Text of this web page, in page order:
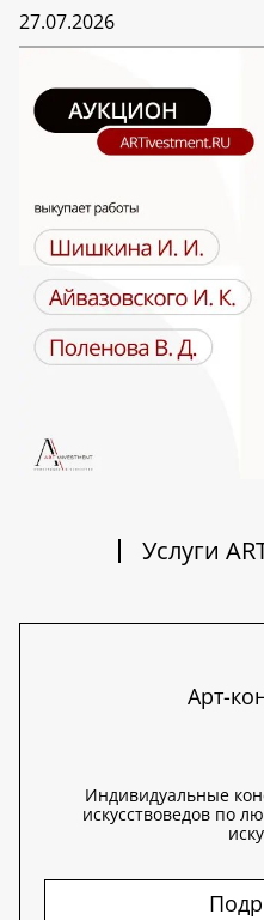
27.07.2026
Услуги
Арт-
Индивидуальные
искусствоведов по